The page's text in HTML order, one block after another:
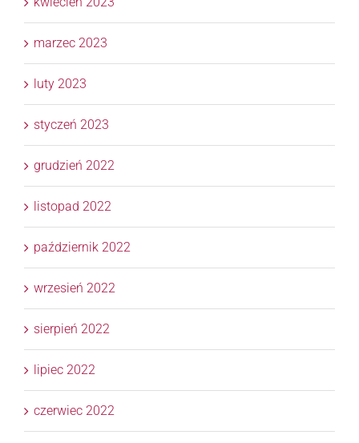
marzec 2023
luty 2023
styczeń 2023
grudzień 2022
listopad 2022
październik 2022
wrzesień 2022
sierpień 2022
lipiec 2022
czerwiec 2022